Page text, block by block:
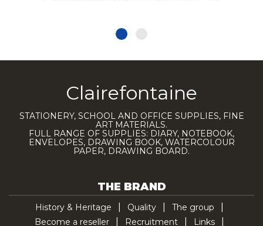
Clairefontaine
STATIONERY, SCHOOL AND OFFICE SUPPLIES, FINE
ART MATERIALS.
FULL RANGE OF SUPPLIES: DIARY, NOTEBOOK,
ENVELOPES, DRAWING BOOK, WATERCOLOUR
PAPER, DRAWING BOARD.
THE BRAND
History & Heritage Quality
The group
Become a reseller
Recruitment
Links